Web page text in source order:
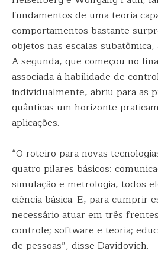
fundamentos de uma teoria
comportamentos bastante
objetos nas escalas
A segunda, que começou no
associada à habilidade de
individualmente, abriu para as
quânticas um horizonte
aplicações.
“O roteiro para novas
quatro pilares básicos:
simulação e metrologia, todos
ciência básica. E, para cumprir
necessário atuar em três
controle; software e teoria;
de pessoas”, disse Davidovich.